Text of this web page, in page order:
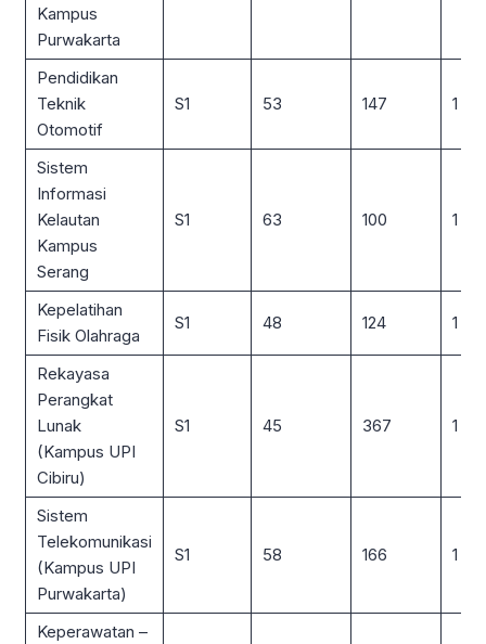
Kampus
Purwakarta
Pendidikan
Teknik
Otomotif
S1 53 147 1 : 3
Sistem
Informasi
Kelautan
Kampus
Serang
S1 63 100 1 : 2
Kepelatihan
Fisik Olahraga
S1 48 124 1 : 3
Rekayasa
Perangkat
Lunak
(Kampus UPI
Cibiru)
S1 45 367 1 : 8
Sistem
Telekomunikasi
(Kampus UPI
Purwakarta)
S1 58 166 1 : 3
Keperawatan –